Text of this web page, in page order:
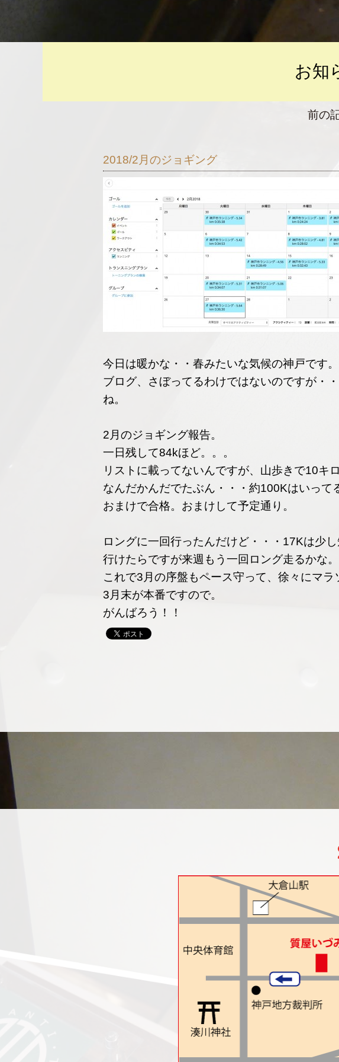
お知
前の
2018/2月のジョギング
今日は暖かな・・春みたいな気候の神戸です。
ブログ、さぼってるわけではないのですが・
ね。
2月のジョギング報告。
一日残して84kほど。。。
リストに載ってないんですが、山歩きで10キ
なんだかんだでたぶん・・・約100Kはいって
おまけで合格。おまけして予定通り。
ロングに一回行ったんだけど・・・17Kは少し
行けたらですが来週もう一回ロング走るかな。
これで3月の序盤もペース守って、徐々にマラ
3月末が本番ですので。
がんばろう！！